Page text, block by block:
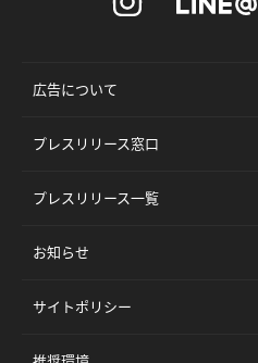
広告について
プレスリリース窓口
プレスリリース一覧
お知らせ
サイトポリシー